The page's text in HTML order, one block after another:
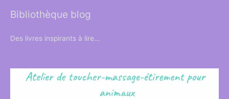
Bibliothèque blog
Des livres inspirants à lire…